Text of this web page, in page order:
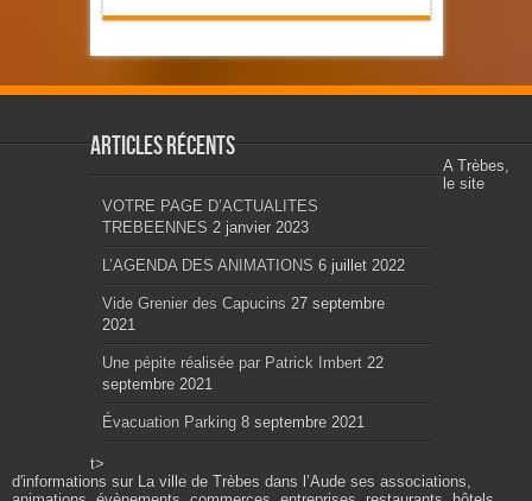
Articles récents
VOTRE PAGE D’ACTUALITES
TREBEENNES 2 janvier 2023
L’AGENDA DES ANIMATIONS 6 juillet 2022
Vide Grenier des Capucins 27 septembre
2021
Une pépite réalisée par Patrick Imbert 22
septembre 2021
Évacuation Parking 8 septembre 2021
t>
A Trèbes,
le site
d'informations sur La ville de Trèbes dans l’Aude ses associations,